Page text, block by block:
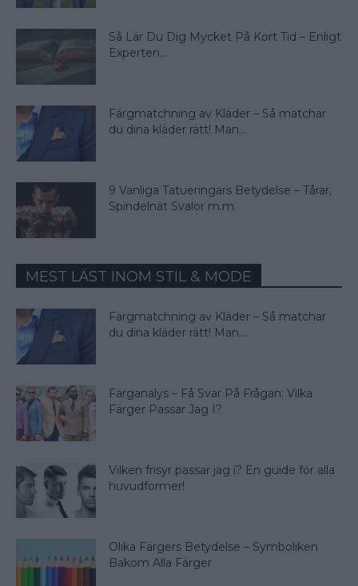
Så Lär Du Dig Mycket På Kort Tid – Enligt
Experten...
Färgmatchning av Kläder – Så matchar
du dina kläder rätt! Man...
9 Vanliga Tatueringars Betydelse – Tårar,
Spindelnät Svalor m.m.
MEST LÄST INOM STIL & MODE
Färgmatchning av Kläder – Så matchar
du dina kläder rätt! Man...
Färganalys – Få Svar På Frågan: Vilka
Färger Passar Jag I?
Vilken frisyr passar jag i? En guide för alla
huvudformer!
Olika Färgers Betydelse – Symboliken
Bakom Alla Färger